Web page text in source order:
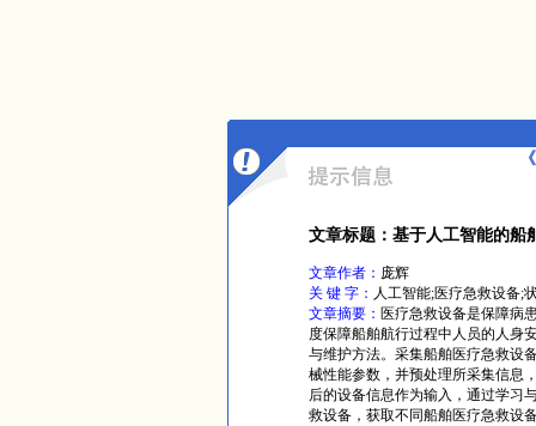
文章标题：基于人工智能的船
文章作者： 庞辉
关 键 字： 人工智能;医疗急救设备;
文章摘要： 医疗急救设备是保障病
度保障船舶航行过程中人员的人身
与维护方法。采集船舶医疗急救设
械性能参数，并预处理所采集信息
后的设备信息作为输入，通过学习
救设备，获取不同船舶医疗急救设